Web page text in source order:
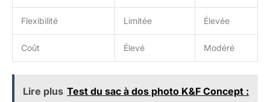
Flexibilité Limitée Élevée
Coût Élevé Modéré
Lire plus Test du sac à dos photo K&F Concept :